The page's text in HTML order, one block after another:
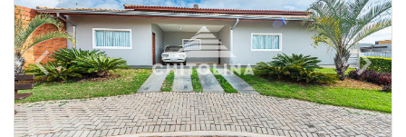
‹Previous ›
Next